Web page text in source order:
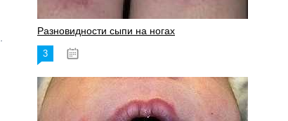
Разновидности сыпи на ногах
3